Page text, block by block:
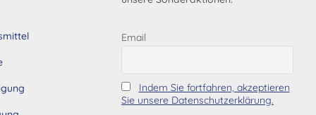
Email
Indem Sie fortfahren, akzeptieren
Sie unsere Datenschutzerklärung.